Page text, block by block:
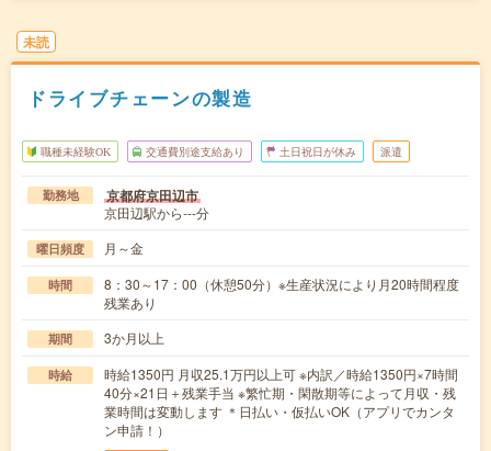
未読
ドライブチェーンの製造
職種未経験OK 交通費別途支給あり 土日祝日が休み 派遣
勤務地 京都府京田辺市
京田辺駅から---分
曜日頻度 月～金
時間
8：30～17：00（休憩50分）※生産状況により月20時間程度
残業あり
期間 3か月以上
時給
時給1350円 月収25.1万円以上可 ※内訳／時給1350円×7時間
40分×21日＋残業手当 ※繁忙期・閑散期等によって月収・残
業時間は変動します ＊日払い・仮払いOK（アプリでカンタ
ン申請！）